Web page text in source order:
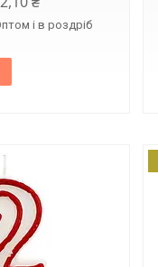
і в роздріб